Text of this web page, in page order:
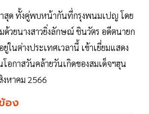
สุด ทั้งคู่พบหน้ากันที่กรุงพนมเปญ โดย
วยนางสาวยิ่งลักษณ์ ชินวัตร อดีตนายก
ในต่างประเทศเวลานี้ เข้าเยี่ยมแสดง
โอกาสวันคล้ายวันเกิดของสมเด็จฯฮุน
หาคม 2566
อง